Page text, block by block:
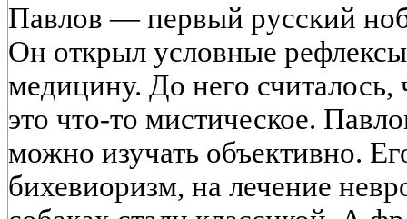
Павлов — первый русский
Он открыл условные
медицину. До него
это что-то мистическое.
можно изучать объективно.
бихевиоризм, на лечение